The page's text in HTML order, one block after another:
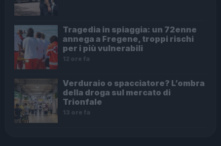
Tragedia in spiaggia: un 72enne
annega a Fregene, troppi rischi
per i più vulnerabili
12 ore fa
Verduraio o spacciatore? L’ombra
della droga sul mercato di
Trionfale
13 ore fa